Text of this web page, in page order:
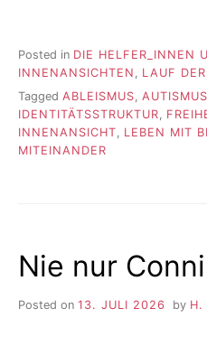
Posted in DIE HELFER_INNEN
INNENANSICHTEN
LAUF
Tagged ABLEISMUS, AUTISMUS
IDENTITÄTSSTRUKTUR,
INNENANSICHT, LEBEN MIT
MITEINANDER
Nie nur Conni
Posted on 13. JULI 2026 by H.